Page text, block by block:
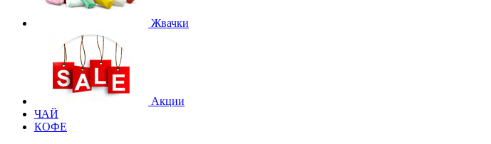
Жвачки
Акции
ЧАЙ
КОФЕ